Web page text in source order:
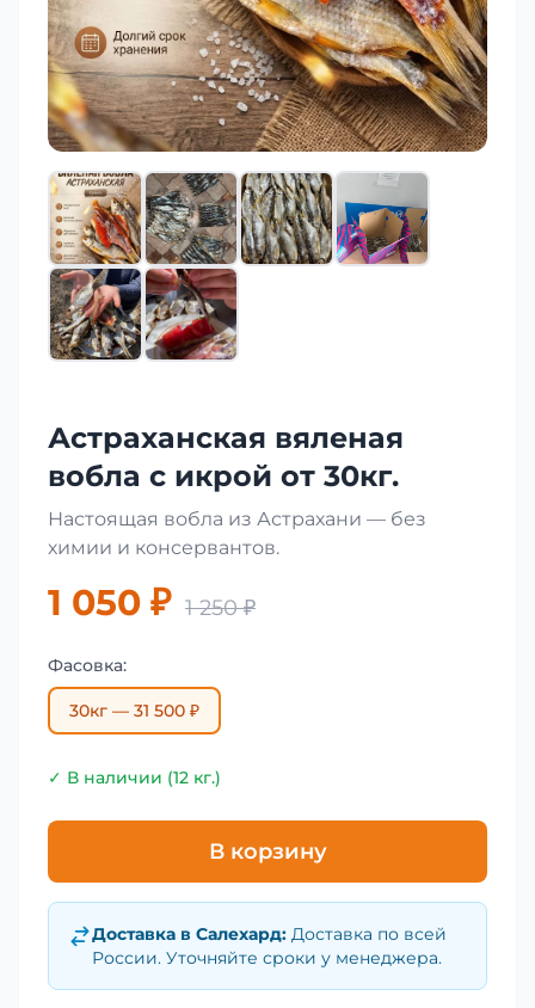
Астраханская вяленая
вобла с икрой от 30кг.
Настоящая вобла из Астрахани — без
химии и консервантов.
1 050 ₽ 1 250 ₽
Фасовка:
30кг — 31 500 ₽
✓ В наличии (12 кг.)
В корзину
Доставка в Салехард: Доставка по всей
России. Уточняйте сроки у менеджера.